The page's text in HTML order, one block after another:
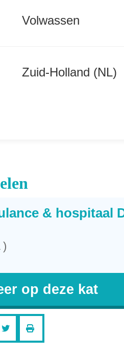
Volwassen
Zuid-Holland (NL)
& hospitaal
)
op deze kat